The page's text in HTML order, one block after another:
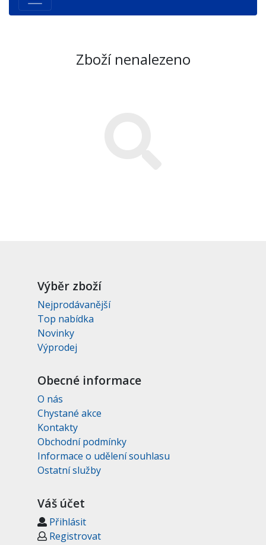
Zboží nenalezeno
Výběr zboží
Nejprodávanější
Top nabídka
Novinky
Výprodej
Obecné informace
O nás
Chystané akce
Kontakty
Obchodní podmínky
Informace o udělení souhlasu
Ostatní služby
Váš účet
Přihlásit
Registrovat